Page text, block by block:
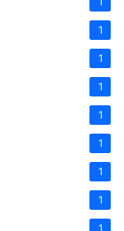
1
1
1
1
1
1
1
1